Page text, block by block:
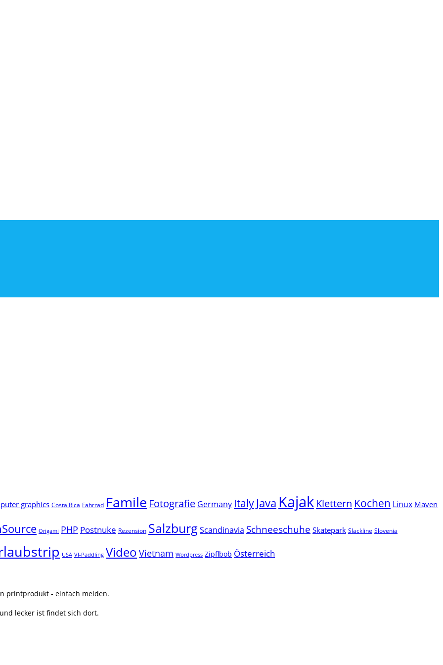
graphics Costa Rica Fahrrad Famile Fotografie Germany Italy Java Kajak Klettern Kochen Linux Maven
Origami PHP Postnuke Rezension SalzburgScandinavia Schneeschuhe Skatepark Slackline Slovenia
USA VI-Paddling Video Vietnam Wordpress Zipflbob Österreich
printprodukt - einfach melden.
lecker ist findet sich dort.